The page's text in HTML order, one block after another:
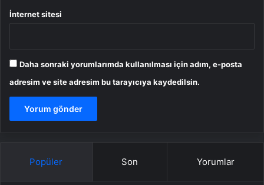
İnternet sitesi
Daha sonraki yorumlarımda kullanılması için adım, e-posta
adresim ve site adresim bu tarayıcıya kaydedilsin.
Popüler Son Yorumlar